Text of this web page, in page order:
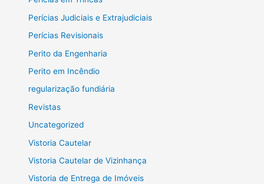
Perícias Judiciais e Extrajudiciais
Perícias Revisionais
Perito da Engenharia
Perito em Incêndio
regularização fundiária
Revistas
Uncategorized
Vistoria Cautelar
Vistoria Cautelar de Vizinhança
Vistoria de Entrega de Imóveis